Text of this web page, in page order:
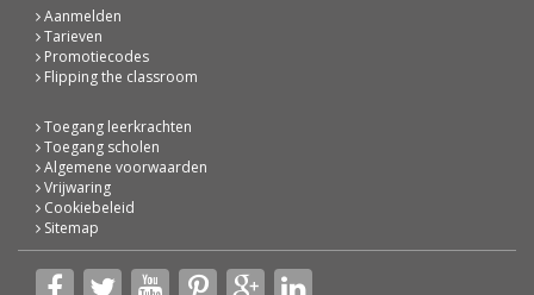
Aanmelden
Tarieven
Promotiecodes
Flipping the classroom
Toegang leerkrachten
Toegang scholen
Algemene voorwaarden
Vrijwaring
Cookiebeleid
Sitemap